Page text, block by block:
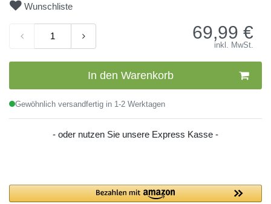
Wunschliste
69,99 €
inkl. MwSt.
In den Warenkorb
Gewöhnlich versandfertig in 1-2 Werktagen
- oder nutzen Sie unsere Express Kasse -